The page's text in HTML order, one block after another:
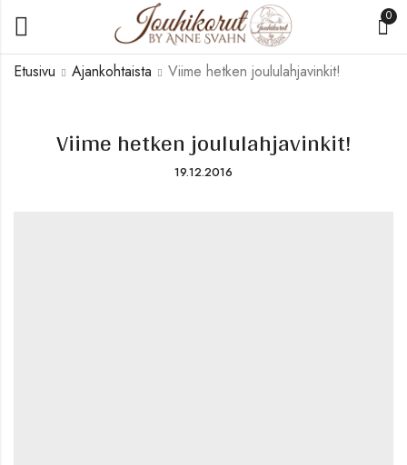
0
Etusivu Ajankohtaista Viime hetken joululahjavinkit!
Viime hetken joululahjavinkit!
19.12.2016